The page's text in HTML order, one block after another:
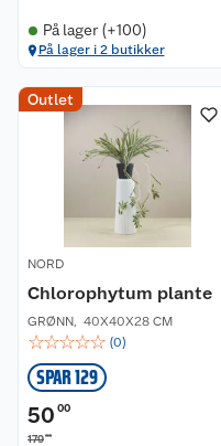
På lager (+100)
På lager i 2 butikker
Outlet
NORD
Chlorophytum plante
GRØNN, 40X40X28 CM
☆☆☆☆☆ (0)
SPAR 129
50 00
17900
Våre merkevarer
Coop kjeder
Ledige stillinger
Kundeservice
Kontakt oss
Angre- og returrett
Reklamasjon og garanti
Ofte stilte spørsmål
Betalingsalternativer
Leveringsalternativer
Åpent kjøp